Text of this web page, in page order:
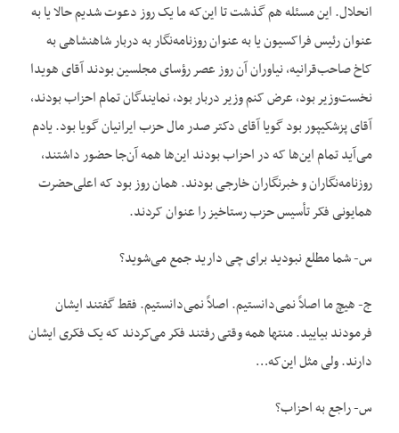
انحلال. این مسئله هم گذشت تا این‌که ما یک روز دعوت شدیم حالا یا به
عنوان رئیس فراکسیون یا به عنوان روزنامه‌نگار به دربار شاهنشاهی به
کاخ صاحب‌قرانیه، نیاوران آن روز عصر رؤسای مجلسین بودند آقای هویدا
نخست‌وزیر بود، عرض کنم وزیر دربار بود، نمایندگان تمام احزاب بودند،
آقای پزشکیپور بود گویا آقای دکتر صدر مال حزب ایرانیان گویا بود. یادم
می‌آید تمام این‌ها که در احزاب بودند این‌ها همه آن‌جا حضور داشتند،
روزنامه‌نگاران و خبرنگاران خارجی بودند. همان روز بود که اعلی‌حضرت
همایونی فکر تأسیس حزب رستاخیز را عنوان کردند.
س- شما مطلع نبودید برای چی دارید جمع می‌شوید؟
ج- هیچ ما اصلاً نمی‌دانستیم. اصلاً نمی‌دانستیم. فقط گفتند ایشان
فرمودند بیایید. منتها همه وقتی رفتند فکر می‌کردند که یک فکری ایشان
دارند. ولی مثل این‌که…
س- راجع به احزاب؟